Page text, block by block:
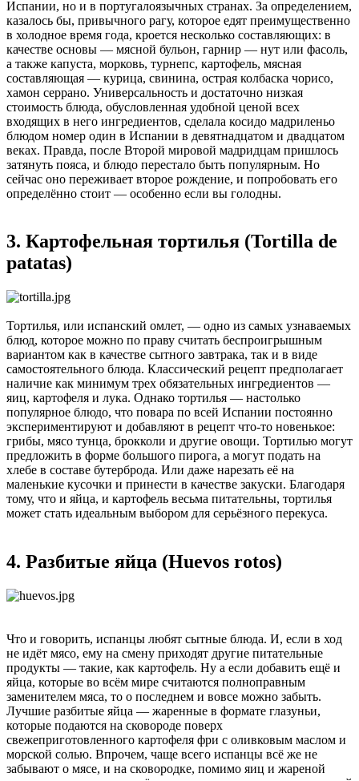
Испании, но и в португалоязычных странах. За определением,
казалось бы, привычного рагу, которое едят преимущественно
в холодное время года, кроется несколько составляющих: в
качестве основы — мясной бульон, гарнир — нут или фасоль,
а также капуста, морковь, турнепс, картофель, мясная
составляющая — курица, свинина, острая колбаска чорисо,
хамон серрано. Универсальность и достаточно низкая
стоимость блюда, обусловленная удобной ценой всех
входящих в него ингредиентов, сделала косидо мадриленьо
блюдом номер один в Испании в девятнадцатом и двадцатом
веках. Правда, после Второй мировой мадридцам пришлось
затянуть пояса, и блюдо перестало быть популярным. Но
сейчас оно переживает второе рождение, и попробовать его
определённо стоит — особенно если вы голодны.
3. Картофельная тортилья (Tortilla de
patatas)
Тортилья, или испанский омлет, — одно из самых узнаваемых
блюд, которое можно по праву считать беспроигрышным
вариантом как в качестве сытного завтрака, так и в виде
самостоятельного блюда. Классический рецепт предполагает
наличие как минимум трех обязательных ингредиентов —
яиц, картофеля и лука. Однако тортилья — настолько
популярное блюдо, что повара по всей Испании постоянно
экспериментируют и добавляют в рецепт что-то новенькое:
грибы, мясо тунца, брокколи и другие овощи. Тортилью могут
предложить в форме большого пирога, а могут подать на
хлебе в составе бутерброда. Или даже нарезать её на
маленькие кусочки и принести в качестве закуски. Благодаря
тому, что и яйца, и картофель весьма питательны, тортилья
может стать идеальным выбором для серьёзного перекуса.
4. Разбитые яйца (Huevos rotos)
Что и говорить, испанцы любят сытные блюда. И, если в ход
не идёт мясо, ему на смену приходят другие питательные
продукты — такие, как картофель. Ну а если добавить ещё и
яйца, которые во всём мире считаются полноправным
заменителем мяса, то о последнем и вовсе можно забыть.
Лучшие разбитые яйца — жаренные в формате глазуньи,
которые подаются на сковороде поверх
свежеприготовленного картофеля фри с оливковым маслом и
морской солью. Впрочем, чаще всего испанцы всё же не
забывают о мясе, и на сковородке, помимо яиц и жареной